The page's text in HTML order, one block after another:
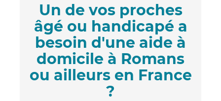
Un de vos proches
âgé ou handicapé a
besoin d'une aide à
domicile à Romans
ou ailleurs en France
?